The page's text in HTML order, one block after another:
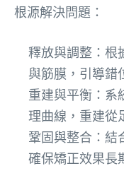
根源解決問題：
釋放與調整：根
與筋膜，引導錯
重建與平衡：系
理曲線，重建從
鞏固與整合：結
確保矯正效果長